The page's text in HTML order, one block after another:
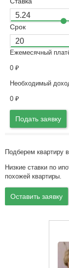
Срок
Ежемесячный
0 ₽
Необходимый
0 ₽
Подать заявку
Подберем квартиру
Низкие ставки по
похожей квартиры.
Оставить заявку